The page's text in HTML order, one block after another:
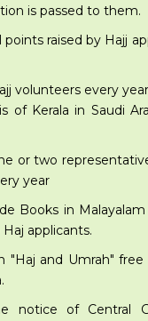
is passed to them.
points raised by Hajj
volunteers every
of Kerala in Saudi
or two
year
Books in
applicants.
"Haj and Umrah"
notice of Central